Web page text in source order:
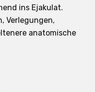
ins Ejakulat.
Verlegungen,
anatomische